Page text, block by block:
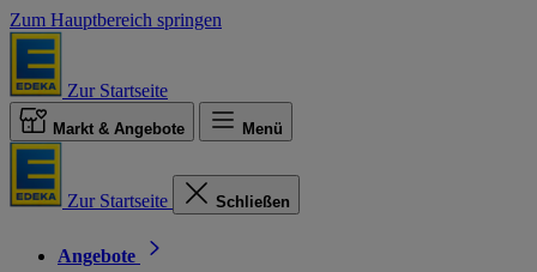
Zum Hauptbereich springen
Zur Startseite
Markt & Angebote Menü
Zur Startseite Schließen
Angebote